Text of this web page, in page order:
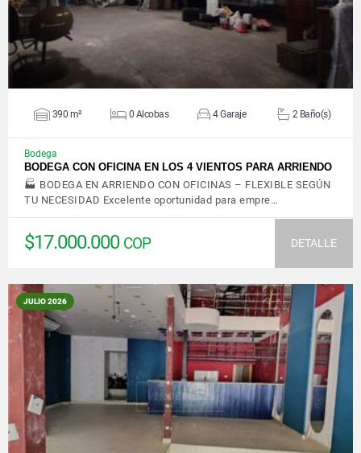
390 m² 0 Alcobas 4 Garaje 2 Baño(s)
Bodega
BODEGA CON OFICINA EN LOS 4 VIENTOS PARA ARRIENDO
🏭 BODEGA EN ARRIENDO CON OFICINAS – FLEXIBLE SEGÚN
TU NECESIDAD Excelente oportunidad para empre…
$17.000.000 COP DETALLE
JULIO 2026
VER DETALLES